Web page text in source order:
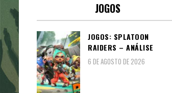
JOGOS
JOGOS: SPLATOON
RAIDERS – ANÁLISE
6 DE AGOSTO DE 2026